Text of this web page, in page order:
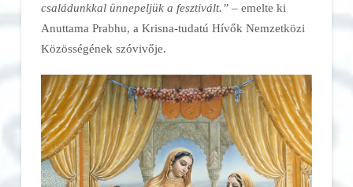
családunkkal ünnepeljük a fesztivált.” –emelte ki
Anuttama Prabhu, a Krisna-tudatú Hívők Nemzetközi
Közösségének szóvivője.